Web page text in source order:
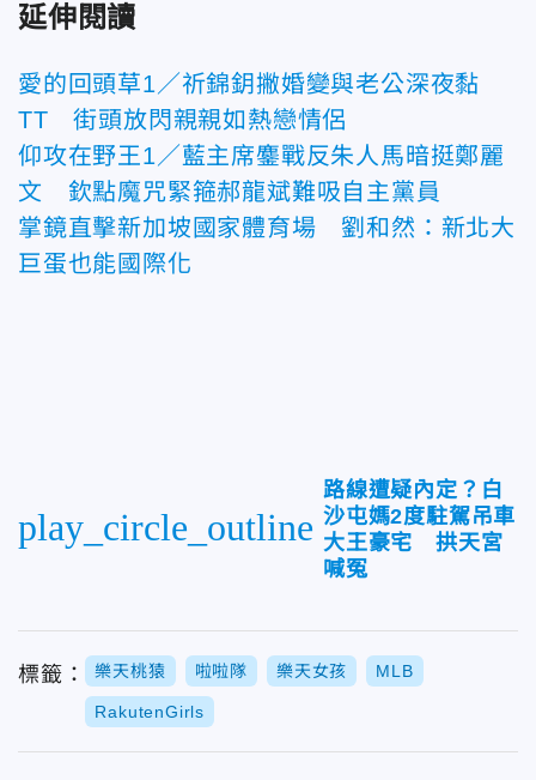
延伸閱讀
愛的回頭草1／祈錦鈅撇婚變與老公深夜黏
TT 街頭放閃親親如熱戀情侶
仰攻在野王1／藍主席鏖戰反朱人馬暗挺鄭麗
文 欽點魔咒緊箍郝龍斌難吸自主黨員
掌鏡直擊新加坡國家體育場 劉和然：新北大
巨蛋也能國際化
play_circle_outline
路線遭疑內定？白
沙屯媽2度駐駕吊車
大王豪宅 拱天宮
喊冤
標籤： 樂天桃猿 啦啦隊 樂天女孩 MLB
RakutenGirls